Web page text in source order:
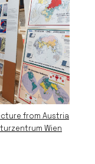
from Austria
Wien